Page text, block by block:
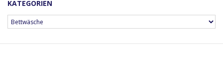
KATEGORIEN